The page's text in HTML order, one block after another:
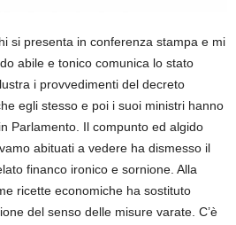
si presenta in conferenza stampa e mi
abile e tonico comunica lo stato
i provvedimenti del decreto
egli stesso e poi i suoi ministri hanno
Parlamento. Il compunto ed algido
abituati a vedere ha dismesso il
financo ironico e sornione. Alla
ricette economiche ha sostituto
del senso delle misure varate. C’è